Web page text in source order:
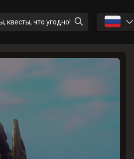
квесты, что угодно! 🇷🇺